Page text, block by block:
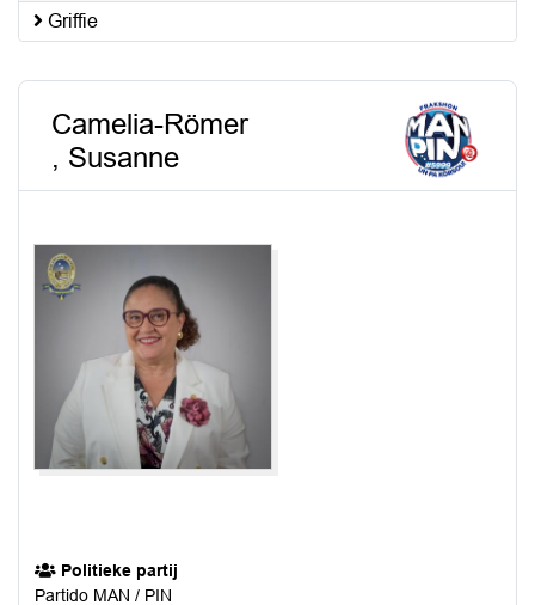
Griffie
Camelia-Römer
, Susanne
Politieke partij
Partido MAN / PIN